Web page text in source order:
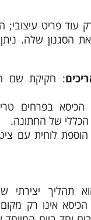
עוד פריט עיצובי;
הסגנון שלה.
: חקיקת שם
הכיסא בפרחים
של החתונה.
לוחית עם
תהליך יצירתי
אינו רק